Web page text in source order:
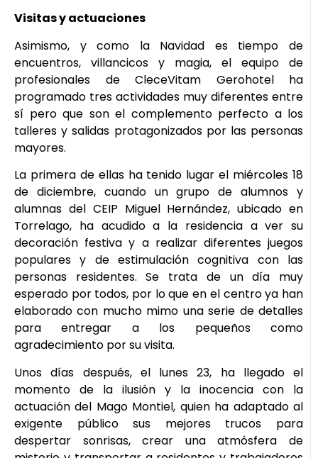
Visitas y actuaciones
Asimismo, y como la Navidad es tiempo de
encuentros, villancicos y magia, el equipo de
profesionales de CleceVitam Gerohotel ha
programado tres actividades muy diferentes entre
sí pero que son el complemento perfecto a los
talleres y salidas protagonizados por las personas
mayores.
La primera de ellas ha tenido lugar el miércoles 18
de diciembre, cuando un grupo de alumnos y
alumnas del CEIP Miguel Hernández, ubicado en
Torrelago, ha acudido a la residencia a ver su
decoración festiva y a realizar diferentes juegos
populares y de estimulación cognitiva con las
personas residentes. Se trata de un día muy
esperado por todos, por lo que en el centro ya han
elaborado con mucho mimo una serie de detalles
para entregar a los pequeños como
agradecimiento por su visita.
Unos días después, el lunes 23, ha llegado el
momento de la ilusión y la inocencia con la
actuación del Mago Montiel, quien ha adaptado al
exigente público sus mejores trucos para
despertar sonrisas, crear una atmósfera de